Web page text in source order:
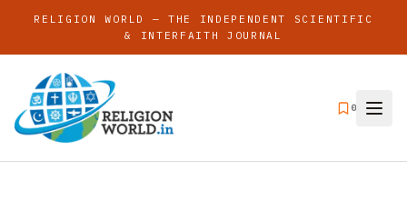
RELIGION WORLD — THE INDEPENDENT SCIENTIFIC
& INTERFAITH JOURNAL
0